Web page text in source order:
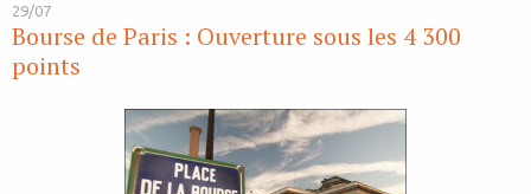
29/07
Bourse de Paris : Ouverture sous les 4 300
points